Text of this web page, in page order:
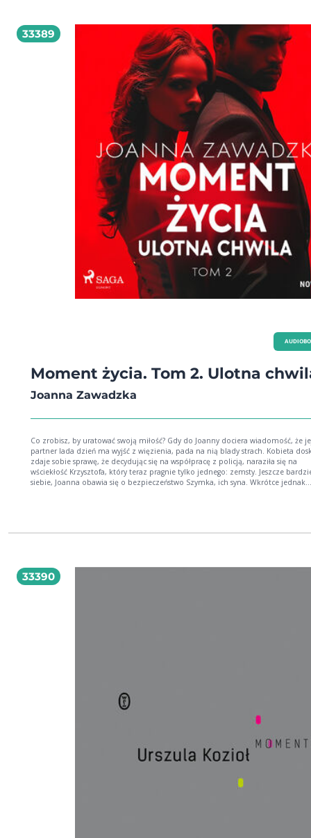
ugrupowań socjalistycznych, wydających podziemne pisma Płomienie i Droga.
1943 r. uczestniczył w tajnych kompletach polonistycznych, w tymże roku
Harcerskich Grup Szturmowych, które stały się zalążkiem batalionu AK Zośka
ukończył konspiracyjną szkołę podchorążych rezerwy. Uczestnik powstania
warszawskiego; poległ w walce przy Placu Teatralnym (Pałac Blanka); w parę
później zginęła w powstaniu żona poety Barbara, którą poślubił w 1942 r. Nie
dwóch zbiorków odbitych na hektografie w 7 egzemplarzach w 1940 r. i kilku
w antologiach Pieśń niepodległa i Słowo prawdziwe, zdążył ogłosić, pod
pseudonimem Jan Bugaj, dwa konspiracyjne zbiory: Wiersze wybrane (1942) i
poetycki (1944) wydane nakładem Drogi. W 2018 roku został pośmiertnie
Krzyżem Komandorskim Orderu Odrodzenia Polski. Kupując książkę wspierasz
fundację Nowoczesna Polska, która propaguje ideę wolnej kultury. Wolne
biblioteka internetowa, rozwijana pod patronatem Ministerstwa Edukacji
W jej zbiorach znajduje się kilka tysięcy utworów, w tym wiele lektur szkolnych
zalecanych do użytku przez MEN, które trafiły już do domeny publicznej.
dzieła są odpowiednio opracowane - opatrzone przypisami oraz motywami.
33389
Moment życia. Tom 2. Ulotna
Joanna Zawadzka
Co zrobisz, by uratować swoją miłość? Gdy do Joanny dociera wiadomość, że
partner lada dzień ma wyjść z więzienia, pada na nią blady strach. Kobieta
zdaje sobie sprawę, że decydując się na współpracę z policją, naraziła się na
wściekłość Krzysztofa, który teraz pragnie tylko jednego: zemsty. Jeszcze
siebie, Joanna obawia się o bezpieczeństwo Szymka, ich syna. Wkrótce jednak
tak łatwo usunąć w cień. Czy mimo wszystko Joannie i Krzysztofowi uda się
roku.
33390